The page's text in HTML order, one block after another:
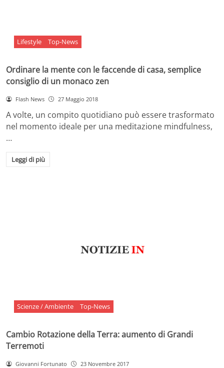
Lifestyle Top-News
Ordinare la mente con le faccende di casa, semplice
consiglio di un monaco zen
Flash News 27 Maggio 2018
A volte, un compito quotidiano può essere trasformato
nel momento ideale per una meditazione mindfulness,
…
Leggi di più
Scienze / Ambiente Top-News
Cambio Rotazione della Terra: aumento di Grandi
Terremoti
Giovanni Fortunato 23 Novembre 2017